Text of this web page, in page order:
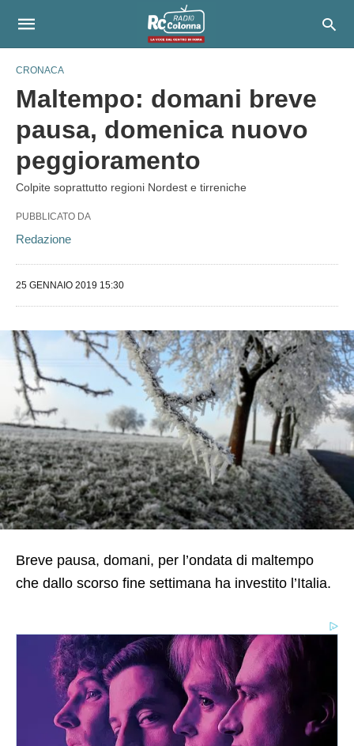
CRONACA
Maltempo: domani breve
pausa, domenica nuovo
peggioramento
Colpite soprattutto regioni Nordest e tirreniche
PUBBLICATO DA
Redazione
25 GENNAIO 2019 15:30
Breve pausa, domani, per l’ondata di maltempo
che dallo scorso fine settimana ha investito l’Italia.